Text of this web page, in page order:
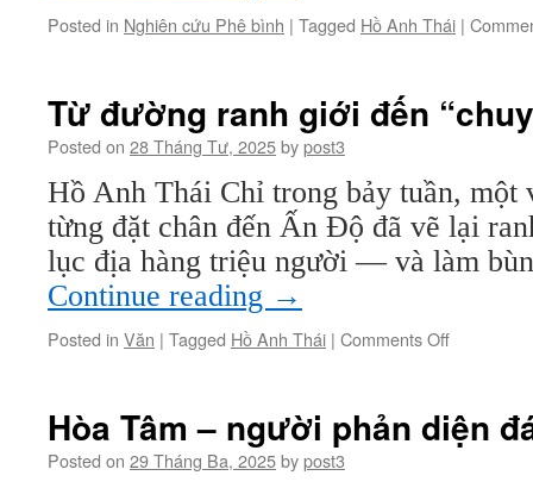
Posted in Nghiên cứu Phê bình | Tagged Hồ Anh Thái |
Từ đường ranh giới đến
Posted on 28 Tháng Tư, 2025bypost3
Hồ Anh Thái Chỉ trong bảy tuần, một
từng đặt chân đến Ấn Độ đã vẽ lại
lục địa hàng triệu người — và làm
Continue reading →
Posted in Văn | Tagged Hồ Anh Thái | Comments Offon
giới
Hòa Tâm – người phản diện
Posted on 29 Tháng Ba, 2025bypost3